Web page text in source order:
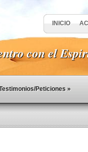
INICIO
con el
Peticiones »